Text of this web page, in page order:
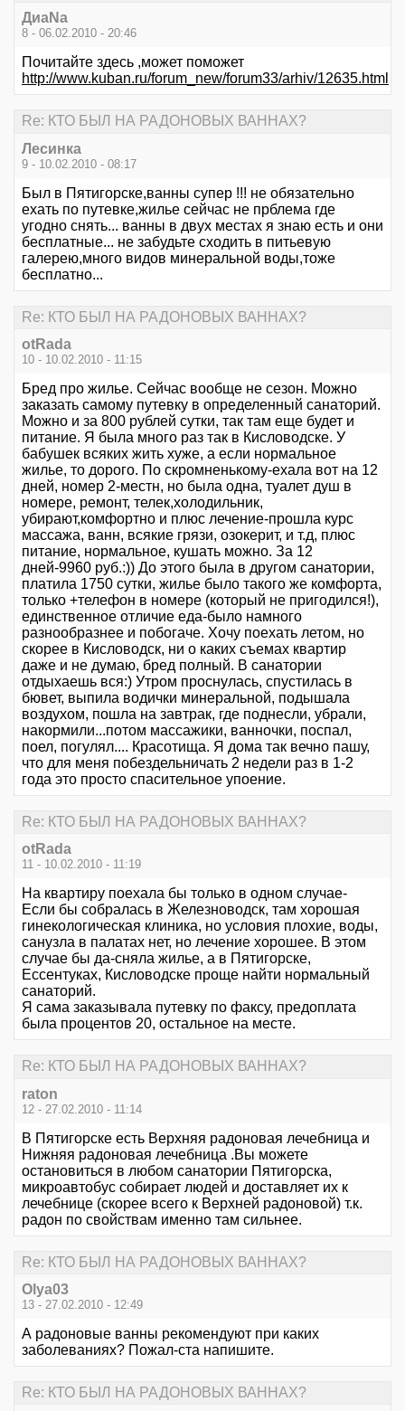
ДиаNa
8 - 06.02.2010 - 20:46
Почитайте здесь ,может поможет
http://www.kuban.ru/forum_new/forum33/arhiv/12635.html
Re: КТО БЫЛ НА РАДОНОВЫХ ВАННАХ?
Лесинка
9 - 10.02.2010 - 08:17
Был в Пятигорске,ванны супер !!! не обязательно
ехать по путевке,жилье сейчас не прблема где
угодно снять... ванны в двух местах я знаю есть и они
бесплатные... не забудьте сходить в питьевую
галерею,много видов минеральной воды,тоже
бесплатно...
Re: КТО БЫЛ НА РАДОНОВЫХ ВАННАХ?
otRada
10 - 10.02.2010 - 11:15
Бред про жилье. Сейчас вообще не сезон. Можно
заказать самому путевку в определенный санаторий.
Можно и за 800 рублей сутки, так там еще будет и
питание. Я была много раз так в Кисловодске. У
бабушек всяких жить хуже, а если нормальное
жилье, то дорого. По скромненькому-ехала вот на 12
дней, номер 2-местн, но была одна, туалет душ в
номере, ремонт, телек,холодильник,
убирают,комфортно и плюс лечение-прошла курс
массажа, ванн, всякие грязи, озокерит, и т.д, плюс
питание, нормальное, кушать можно. За 12
дней-9960 руб.:)) До этого была в другом санатории,
платила 1750 сутки, жилье было такого же комфорта,
только +телефон в номере (который не пригодился!),
единственное отличие еда-было намного
разнообразнее и побогаче. Хочу поехать летом, но
скорее в Кисловодск, ни о каких съемах квартир
даже и не думаю, бред полный. В санатории
отдыхаешь вся:) Утром проснулась, спустилась в
бювет, выпила водички минеральной, подышала
воздухом, пошла на завтрак, где поднесли, убрали,
накормили...потом массажики, ванночки, поспал,
поел, погулял.... Красотища. Я дома так вечно пашу,
что для меня побездельничать 2 недели раз в 1-2
года это просто спасительное упоение.
Re: КТО БЫЛ НА РАДОНОВЫХ ВАННАХ?
otRada
11 - 10.02.2010 - 11:19
На квартиру поехала бы только в одном случае-
Если бы собралась в Железноводск, там хорошая
гинекологическая клиника, но условия плохие, воды,
санузла в палатах нет, но лечение хорошее. В этом
случае бы да-сняла жилье, а в Пятигорске,
Ессентуках, Кисловодске проще найти нормальный
санаторий.
Я сама заказывала путевку по факсу, предоплата
была процентов 20, остальное на месте.
Re: КТО БЫЛ НА РАДОНОВЫХ ВАННАХ?
raton
12 - 27.02.2010 - 11:14
В Пятигорске есть Верхняя радоновая лечебница и
Нижняя радоновая лечебница .Вы можете
остановиться в любом санатории Пятигорска,
микроавтобус собирает людей и доставляет их к
лечебнице (скорее всего к Верхней радоновой) т.к.
радон по свойствам именно там сильнее.
Re: КТО БЫЛ НА РАДОНОВЫХ ВАННАХ?
Olya03
13 - 27.02.2010 - 12:49
А радоновые ванны рекомендуют при каких
заболеваниях? Пожал-ста напишите.
Re: КТО БЫЛ НА РАДОНОВЫХ ВАННАХ?